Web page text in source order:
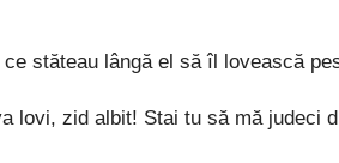
stăteau lângă el să îl lovească
lovi, zid albit! Stai tu să mă judeci